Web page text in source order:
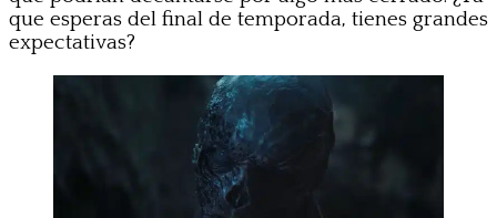
que esperas del final de temporada, tienes grandes
expectativas?